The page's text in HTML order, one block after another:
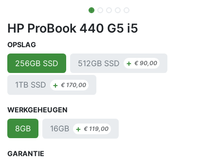
HP ProBook 440 G5 i5
OPSLAG
256GB SSD 512GB SSD + €90,00
1TB SSD + € 170,00
WERKGEHEUGEN
8GB 16GB + € 119,00
GARANTIE